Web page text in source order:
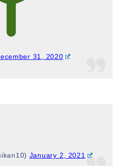
31, 2020
January 2, 2021